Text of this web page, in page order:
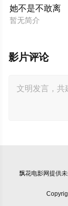
她不是不敢离
暂无简介
影片评论
飘花电影网提供